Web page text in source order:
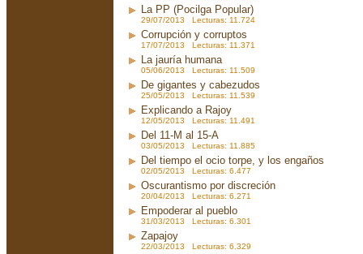
La PP (Pocilga Popular)
29/07/2013 Lecturas: 11.724
Corrupción y corruptos
17/07/2013 Lecturas: 11.371
La jauría humana
05/06/2013 Lecturas: 11.509
De gigantes y cabezudos
25/05/2013 Lecturas: 11.539
Explicando a Rajoy
12/05/2013 Lecturas: 11.491
Del 11-M al 15-A
03/05/2013 Lecturas: 11.885
Del tiempo el ocio torpe, y los engaños
02/05/2013 Lecturas: 6.477
Oscurantismo por discreción
20/04/2013 Lecturas: 6.271
Empoderar al pueblo
31/03/2013 Lecturas: 6.301
Zapajoy
22/03/2013 Lecturas: 6.329